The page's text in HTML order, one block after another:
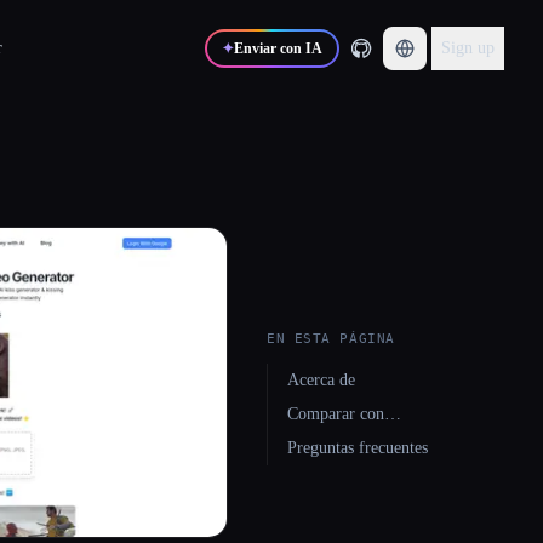
✦Enviar con IA Sign up
EN ESTA PÁGINA
Acerca de
Comparar con…
Preguntas frecuentes